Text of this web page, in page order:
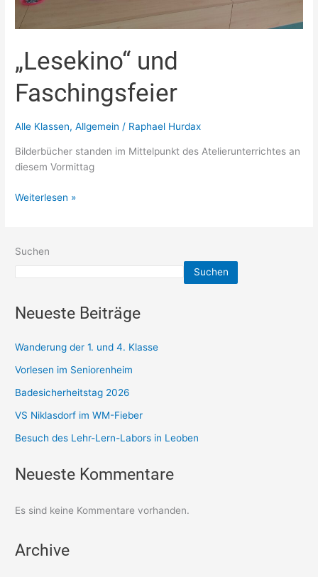
„Lesekino“ und
Faschingsfeier
Alle Klassen,Allgemein / Raphael Hurdax
Bilderbücher standen im Mittelpunkt des Atelierunterrichtes an
diesem Vormittag
Weiterlesen »
Suchen
Suchen
Neueste Beiträge
Wanderung der 1. und 4. Klasse
Vorlesen im Seniorenheim
Badesicherheitstag 2026
VS Niklasdorf im WM-Fieber
Besuch des Lehr-Lern-Labors in Leoben
Neueste Kommentare
Es sind keine Kommentare vorhanden.
Archive